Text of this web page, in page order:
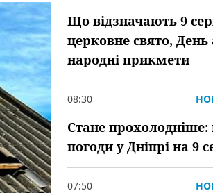
Що відзначають 9
церковне свято, День
народні прикмети
08:30
Стане прохолодніше:
погоди у Дніпрі на 9
07:50